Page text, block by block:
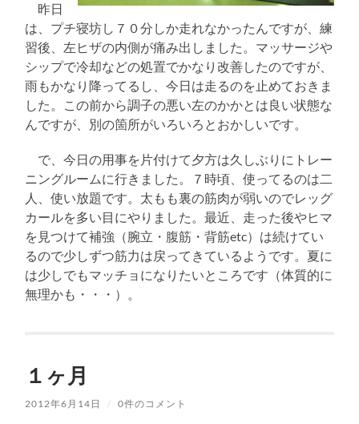
昨日
は、プチ寝坊し７０分しか走れなかったんですが、練
習後、左ヒザの内側が痛み出しました。マッサージや
シップで冷却などの処置でかなり改善したのですが、
雨もかなり降ってるし、今日は走るのを止めておきま
した。この前から調子の悪い左のかかとは良い状態な
んですが、別の箇所がいろいろとおかしいです。
で、今日の用事を片付けて夕方は久しぶりにトレー
ニングルームに行きました。７時頃、使ってるのは二
人、使い放題です。太もも裏の筋肉が弱いのでレッグ
カールを多い目にやりました。最近、走った後やヒマ
を見つけて補強（腕立・腹筋・背筋etc）は続けてい
るので少しずつ筋力は戻ってきているようです。夏に
は少しでもマッチョになりたいところです（体質的に
無理かも・・・）。
１ヶ月
2012年6月14日 / 0件のコメント